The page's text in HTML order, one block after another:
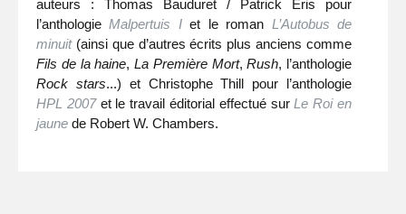
auteurs : Thomas Bauduret / Patrick Eris pour
l’anthologieMalpertuis Iet le roman L’Autobus de
minuit(ainsi que d’autres écrits plus anciens comme
Fils de la haine, La Première Mort,Rush, l’anthologie
Rock stars...) et Christophe Thill pour l’anthologie
HPL 2007et le travail éditorial effectué surLe Roi en
jaune de Robert W. Chambers.